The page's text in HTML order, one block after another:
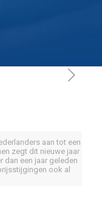
aan tot een
zegt dit nieuwe jaar
dan een jaar geleden
ook al